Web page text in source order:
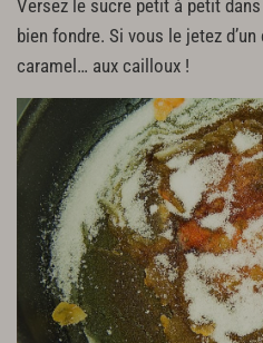
Versez le sucre petit à petit
bien fondre. Si vous le jetez
caramel… aux cailloux !